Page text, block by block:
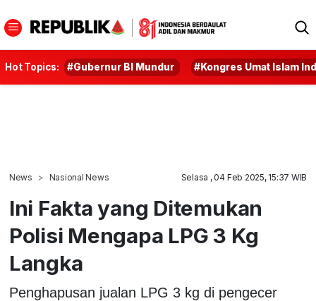
Hot Topics: #Gubernur BI Mundur #Kongres Umat Islam
News Nasional News Selasa , 04 Feb 2025, 15:37 WIB
Ini Fakta yang Ditemukan
Polisi Mengapa LPG 3 Kg
Langka
Penghapusan jualan LPG 3 kg di pengecer